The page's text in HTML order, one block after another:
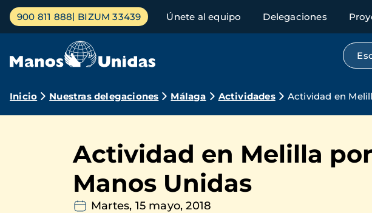
Pasar
contenido
Menú
principal
900 811 888 BIZUM 33439 Únete al equipo Delegaciones
Ruta
navegación
Inicio Nuestras delegaciones Málaga Actividades Actividad en
Actividad en Melilla
Manos Unidas
Martes, 15 mayo, 2018